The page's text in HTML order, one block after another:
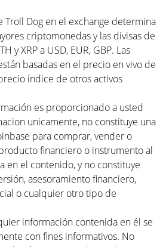
Troll Dog en el exchange determina
criptomonedas y las divisas de
y XRP a USD, EUR, GBP. Las
basadas en el precio en vivo de
índice de otros activos
es proporcionado a usted
unicamente, no constituye una
para comprar, vender o
financiero o instrumento al
en el contenido, y no constituye
asesoramiento financiero,
o cualquier otro tipo de
información contenida en él se
con fines informativos. No